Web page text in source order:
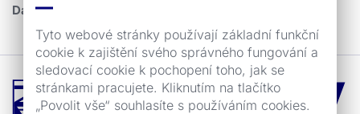
Tyto webové stránky používají základní funkční
cookie k zajištění svého správného fungování a
sledovací cookie k pochopení toho, jak se
stránkami pracujete. Kliknutím na tlačítko
„Povolit vše“ souhlasíte s používáním cookies.
Datová schránka